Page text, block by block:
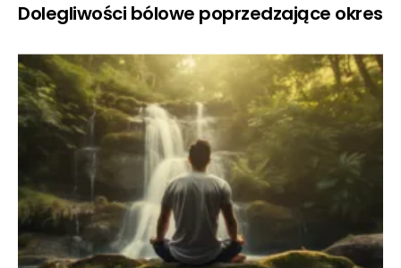
Dolegliwości bólowe poprzedzające okres